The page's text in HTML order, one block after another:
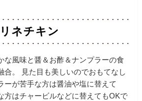
ネチキン
な風味と醤＆お酢＆ナンプラーの食
。
見た目も美しいのでおもてなし
ーが苦手な方は醤油や塩に替えて
方はチャービルなどに替えてもOKで